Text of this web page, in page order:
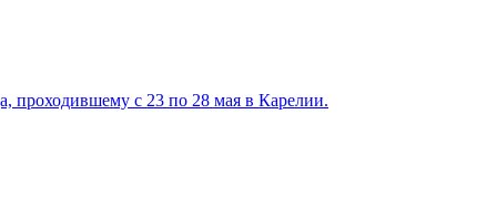
проходившему с 23 по 28 мая в Карелии.